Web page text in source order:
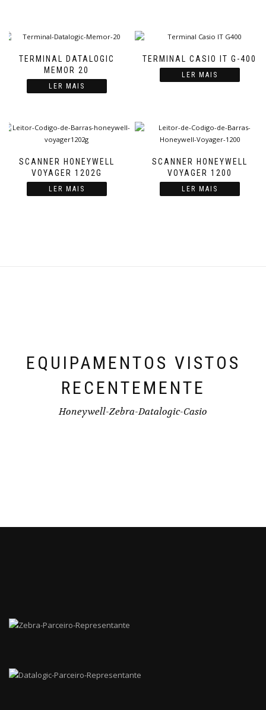
TERMINAL DATALOGIC
MEMOR 20
LER MAIS
TERMINAL CASIO IT G-400
LER MAIS
SCANNER HONEYWELL
VOYAGER 1202G
LER MAIS
SCANNER HONEYWELL
VOYAGER 1200
LER MAIS
EQUIPAMENTOS VISTOS
RECENTEMENTE
Honeywell-Zebra-Datalogic-Casio